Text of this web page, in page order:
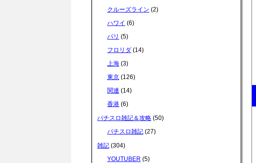
o
k
r
クルーズライン (2)
ハワイ (6)
パリ (5)
フロリダ (14)
上海 (3)
東京 (126)
関連 (14)
香港 (6)
パチスロ雑記＆攻略 (50)
パチスロ雑記 (27)
雑記 (304)
YOUTUBER (5)